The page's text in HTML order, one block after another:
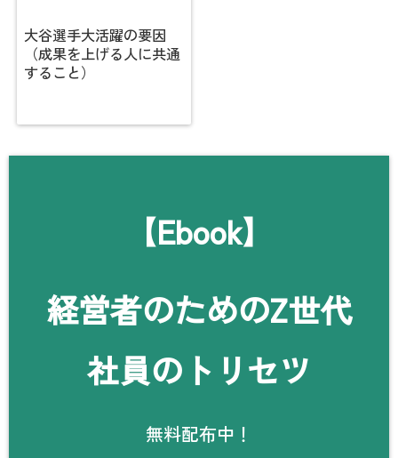
大谷選手大活躍の要因
（成果を上げる人に共通
すること）
【Ebook】
経営者のためのZ世代
社員のトリセツ
無料配布中！